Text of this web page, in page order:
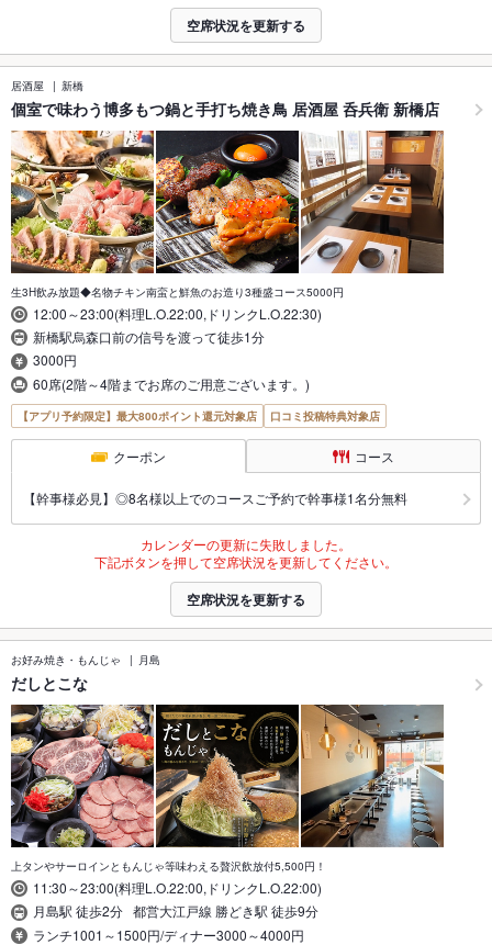
空席状況を更新する
居酒屋 新橋
個室で味わう博多もつ鍋と手打ち焼き鳥 居酒屋 呑兵衛 新橋店
生3H飲み放題◆名物チキン南蛮と鮮魚のお造り3種盛コース5000円
12:00～23:00(料理L.O.22:00,ドリンクL.O.22:30)
新橋駅烏森口前の信号を渡って徒歩1分
3000円
60席(2階～4階までお席のご用意ございます。)
【アプリ予約限定】最大800ポイント還元対象店 口コミ投稿特典対象店
クーポン コース
【幹事様必見】◎8名様以上でのコースご予約で幹事様1名分無料
カレンダーの更新に失敗しました。
下記ボタンを押して空席状況を更新してください。
空席状況を更新する
お好み焼き・もんじゃ 月島
だしとこな
上タンやサーロインともんじゃ等味わえる贅沢飲放付5,500円！
11:30～23:00(料理L.O.22:00,ドリンクL.O.22:00)
月島駅 徒歩2分 都営大江戸線 勝どき駅 徒歩9分
ランチ1001～1500円/ディナー3000～4000円